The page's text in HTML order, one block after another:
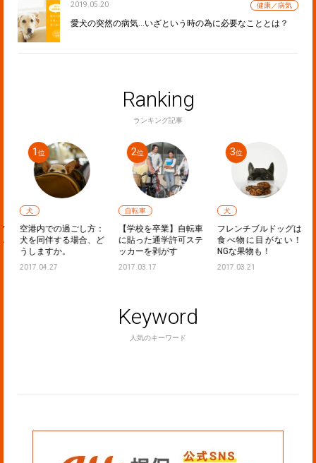
2019.05.20 健康／病気
愛犬の突然の病気…いざという時の為に必要なこととは？
Ranking
ランキング記事
犬
空港内での過ごし方：
犬を同伴する場合、ど
うしますか。
2017.04.27
自転車
【学校を卒業】自転車
に貼った通学許可ステ
ッカーを剥がす
2017.03.17
犬
フレンチブルドッグは
食べ物に目がない！
NGな果物も！
2017.03.21
Keyword
人気のキーワード